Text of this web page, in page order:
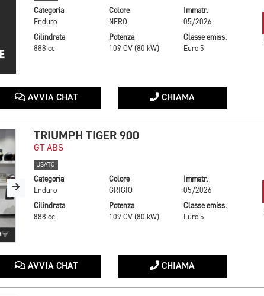
Categoria
Enduro
Colore
NERO
Immatr.
05/2026
Cilindrata
888 cc
Potenza
109 CV (80 kW)
Classe emiss.
Euro 5
AVVIA CHAT CHIAMA
TRIUMPH TIGER 900
GT ABS
USATO
Categoria
Enduro
Colore
GRIGIO
Immatr.
05/2026
Cilindrata
888 cc
Potenza
109 CV (80 kW)
Classe emiss.
Euro 5
AVVIA CHAT CHIAMA